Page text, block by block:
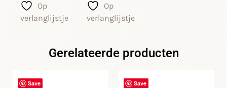
Op
verlanglijstje
Op
verlanglijstje
Gerelateerde producten
Save Save